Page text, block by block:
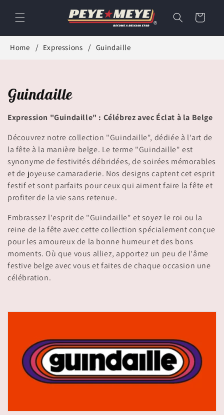
passer
au
Panier
Home Expressions Guindaille
C
o
l
l
e
c
t
i
o
n
Guindaille
Expression "Guindaille" : Célébrez avec Éclat à la Belge
Découvrez notre collection "Guindaille", dédiée à l'art de
la fête à la manière belge. Le terme "Guindaille" est
synonyme de festivités débridées, de soirées mémorables
et de joyeuse camaraderie. Nos designs captent cet esprit
festif et sont parfaits pour ceux qui aiment faire la fête et
profiter de la vie sans retenue.
Embrassez l'esprit de "Guindaille" et soyez le roi ou la
reine de la fête avec cette collection spécialement conçue
pour les amoureux de la bonne humeur et des bons
moments. Où que vous alliez, apportez un peu de l'âme
festive belge avec vous et faites de chaque occasion une
célébration.